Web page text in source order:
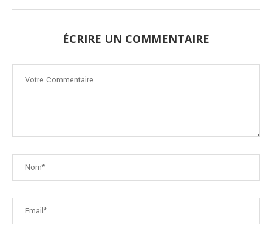
ÉCRIRE UN COMMENTAIRE